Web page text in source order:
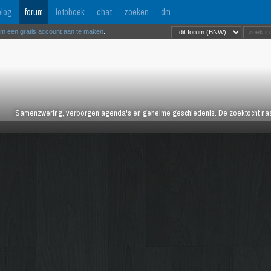
forum fotoboek chat zoeken dm
Samenzwering, verborgen agenda's en geheime geschiedenis. De zoektocht
een gratis account aan te maken